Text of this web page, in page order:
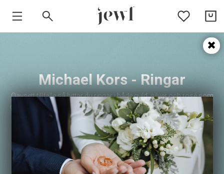
VARUMÄRKEN
Michael Kors - Ringar
Oavsett tillfälle så hittar du ringar i både guld, silver och rosé som
ger din outfit det där lilla extra i Michael Kors kollektion med ringar.
Bär som dem är eller matcha med flera ringar för att ta dina
accessoarer till nästa nivå.